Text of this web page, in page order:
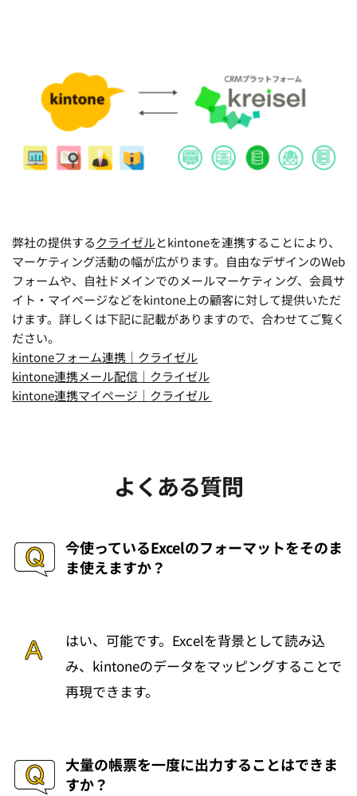
弊社の提供するクライゼルとkintoneを連携することにより、
マーケティング活動の幅が広がります。自由なデザインのWeb
フォームや、自社ドメインでのメールマーケティング、会員サ
イト・マイページなどをkintone上の顧客に対して提供いただ
けます。詳しくは下記に記載がありますので、合わせてご覧く
ださい。
kintoneフォーム連携｜クライゼル
kintone連携メール配信｜クライゼル
kintone連携マイページ｜クライゼル
よくある質問
今使っているExcelのフォーマットをそのま
ま使えますか？
はい、可能です。Excelを背景として読み込
み、kintoneのデータをマッピングすることで
再現できます。
大量の帳票を一度に出力することはできま
すか？